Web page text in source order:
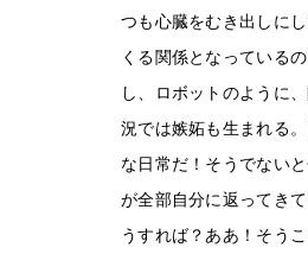
つも心臓をむき出しに
くる関係となっている
し、ロボットのように
況では嫉妬も生まれる
な日常だ！そうでない
が全部自分に返ってき
うすれば？ああ！そう